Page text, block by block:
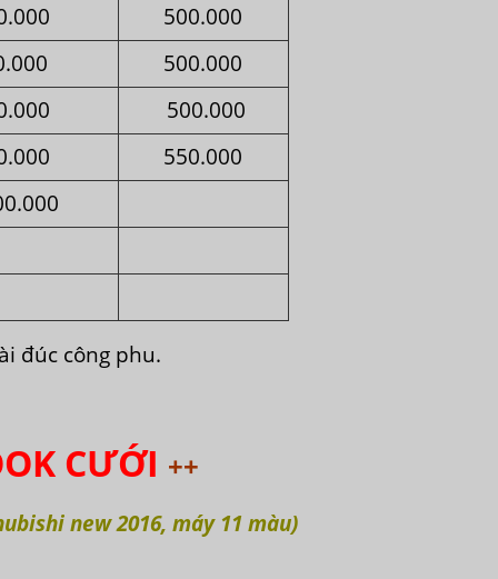
500.000
500.000
500.000
550.000
đúc công phu.
CƯỚI ++
new 2016, máy 11 màu)